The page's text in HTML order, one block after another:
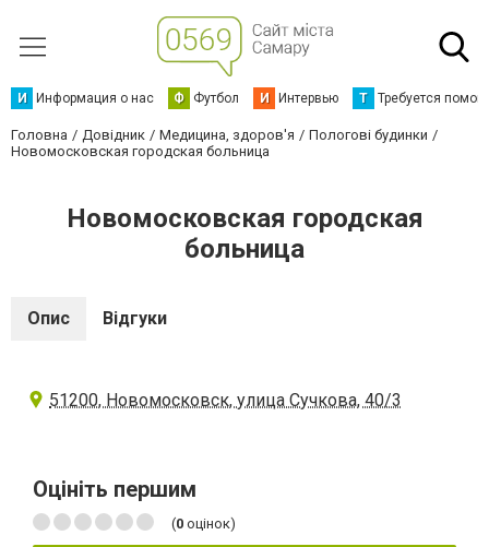
И Информация о нас Ф Футбол И Интервью Т Требуется
Головна Довідник Медицина, здоров'я
Пологові будинки
Новомосковская городская больница
Новомосковская городская
больница
Опис Відгуки
51200, Новомосковск, улица Сучкова, 40/3
Оцініть першим
(0 оцінок)